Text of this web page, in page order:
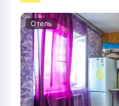
Отель